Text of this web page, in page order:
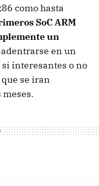
como hasta
SoC ARM
un
en un
si interesantes o no
se iran